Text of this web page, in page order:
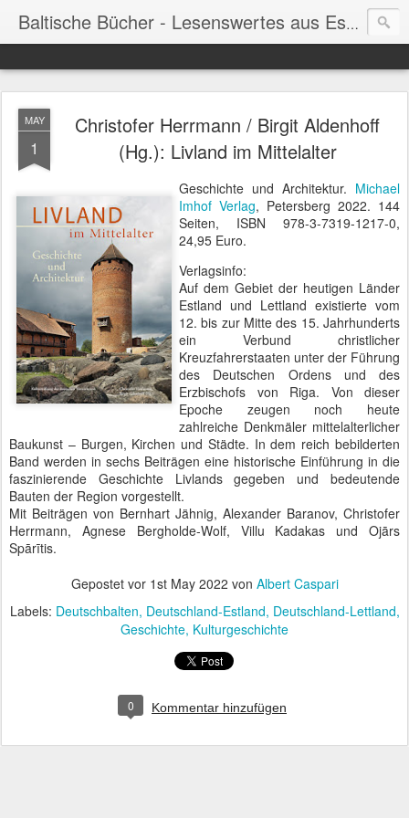
Baltische Bücher - Lesenswertes aus Estland, Lettland & Litauen
MAY
1
Christofer Herrmann / Birgit Aldenhoff
(Hg.): Livland im Mittelalter
Geschichte und Architektur. Michael
Imhof Verlag, Petersberg 2022. 144
Seiten, ISBN 978-3-7319-1217-0,
24,95 Euro.
Verlagsinfo:
Auf dem Gebiet der heutigen Länder
Estland und Lettland existierte vom
12. bis zur Mitte des 15. Jahrhunderts
ein Verbund christlicher
Kreuzfahrerstaaten unter der Führung
des Deutschen Ordens und des
Erzbischofs von Riga. Von dieser
Epoche zeugen noch heute
zahlreiche Denkmäler mittelalterlicher
Baukunst – Burgen, Kirchen und Städte. In dem reich bebilderten
Band werden in sechs Beiträgen eine historische Einführung in die
faszinierende Geschichte Livlands gegeben und bedeutende
Bauten der Region vorgestellt.
Mit Beiträgen von Bernhart Jähnig, Alexander Baranov, Christofer
Herrmann, Agnese Bergholde-Wolf, Villu Kadakas und Ojārs
Spārītis.
Gepostet vor 1st May 2022 von Albert Caspari
Labels: Deutschbalten Deutschland-Estland Deutschland-Lettland
Geschichte Kulturgeschichte
0 Kommentar hinzufügen